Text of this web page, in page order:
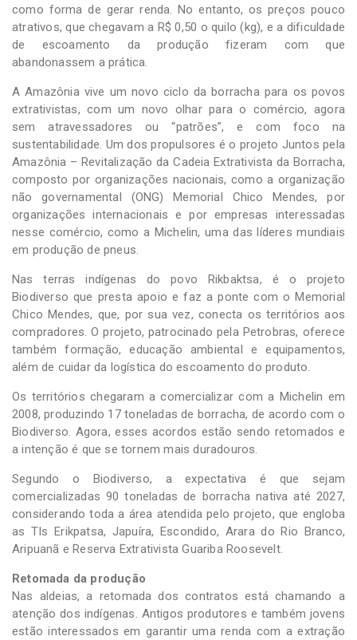
como forma de gerar renda. No entanto, os preços pouco
atrativos, que chegavam a R$ 0,50 o quilo (kg), e a dificuldade
de escoamento da produção fizeram com que
abandonassem a prática.
A Amazônia vive um novo ciclo da borracha para os povos
extrativistas, com um novo olhar para o comércio, agora
sem atravessadores ou “patrões”, e com foco na
sustentabilidade. Um dos propulsores é o projeto Juntos pela
Amazônia – Revitalização da Cadeia Extrativista da Borracha,
composto por organizações nacionais, como a organização
não governamental (ONG) Memorial Chico Mendes, por
organizações internacionais e por empresas interessadas
nesse comércio, como a Michelin, uma das líderes mundiais
em produção de pneus.
Nas terras indígenas do povo Rikbaktsa, é o projeto
Biodiverso que presta apoio e faz a ponte com o Memorial
Chico Mendes, que, por sua vez, conecta os territórios aos
compradores. O projeto, patrocinado pela Petrobras, oferece
também formação, educação ambiental e equipamentos,
além de cuidar da logística do escoamento do produto.
Os territórios chegaram a comercializar com a Michelin em
2008, produzindo 17 toneladas de borracha, de acordo com o
Biodiverso. Agora, esses acordos estão sendo retomados e
a intenção é que se tornem mais duradouros.
Segundo o Biodiverso, a expectativa é que sejam
comercializadas 90 toneladas de borracha nativa até 2027,
considerando toda a área atendida pelo projeto, que engloba
as TIs Erikpatsa, Japuíra, Escondido, Arara do Rio Branco,
Aripuanã e Reserva Extrativista Guariba Roosevelt.
Retomada da produção
Nas aldeias, a retomada dos contratos está chamando a
atenção dos indígenas. Antigos produtores e também jovens
estão interessados em garantir uma renda com a extração